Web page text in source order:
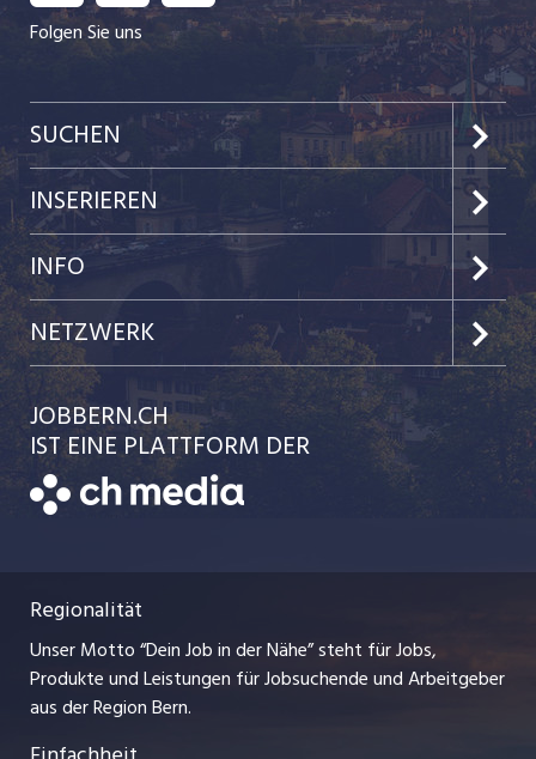
Folgen Sie uns
SUCHEN
Jobs im Kanton Bern
Jobs in der Stadt Bern
Jobs in der Stadt Biel
Festanstellungen
Temporäre Jobs
Freelance Jobs
Ferienjobs
Management / Kader-Jobs
INSERIEREN
Preise & Leistungen
Kundenlogin
Einzelinserat disponieren
Schnittstelle
Bewerber-Cockpit
INFO
Team
Ratgeber
AGB
Datenschutzerklärung
Impressum
Stellenmeldepflicht
NETZWERK
jobbasel.ch
jobmittelland.ch
zentraljob.ch
myjob.ch
jobzüri.ch
JOBBERN.CH
IST EINE PLATTFORM DER
Regionalität
Unser Motto “Dein Job in der Nähe” steht für Jobs,
Produkte und Leistungen für Jobsuchende und Arbeitgeber
aus der Region Bern.